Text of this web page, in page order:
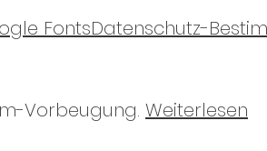
FontsDatenschutz-
Vorbeugung. Weiterlesen